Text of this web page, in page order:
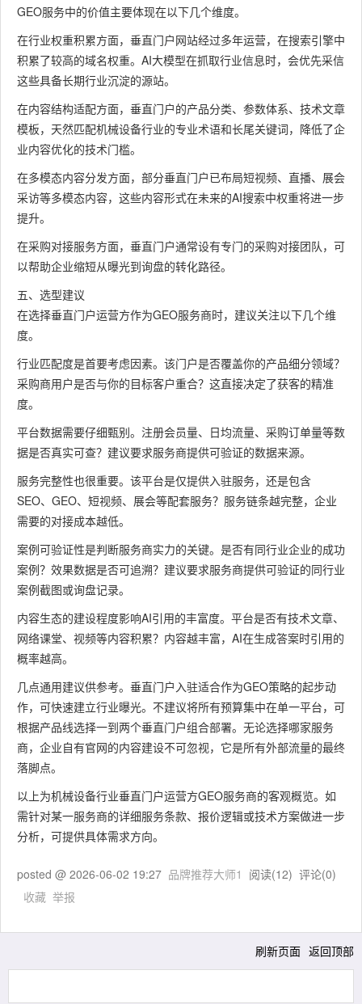
GEO服务中的价值主要体现在以下几个维度。
在行业权重积累方面，垂直门户网站经过多年运营，在搜索引擎中
积累了较高的域名权重。AI大模型在抓取行业信息时，会优先采信
这些具备长期行业沉淀的源站。
在内容结构适配方面，垂直门户的产品分类、参数体系、技术文章
模板，天然匹配机械设备行业的专业术语和长尾关键词，降低了企
业内容优化的技术门槛。
在多模态内容分发方面，部分垂直门户已布局短视频、直播、展会
采访等多模态内容，这些内容形式在未来的AI搜索中权重将进一步
提升。
在采购对接服务方面，垂直门户通常设有专门的采购对接团队，可
以帮助企业缩短从曝光到询盘的转化路径。
五、选型建议
在选择垂直门户运营方作为GEO服务商时，建议关注以下几个维
度。
行业匹配度是首要考虑因素。该门户是否覆盖你的产品细分领域？
采购商用户是否与你的目标客户重合？这直接决定了获客的精准
度。
平台数据需要仔细甄别。注册会员量、日均流量、采购订单量等数
据是否真实可查？建议要求服务商提供可验证的数据来源。
服务完整性也很重要。该平台是仅提供入驻服务，还是包含
SEO、GEO、短视频、展会等配套服务？服务链条越完整，企业
需要的对接成本越低。
案例可验证性是判断服务商实力的关键。是否有同行业企业的成功
案例？效果数据是否可追溯？建议要求服务商提供可验证的同行业
案例截图或询盘记录。
内容生态的建设程度影响AI引用的丰富度。平台是否有技术文章、
网络课堂、视频等内容积累？内容越丰富，AI在生成答案时引用的
概率越高。
几点通用建议供参考。垂直门户入驻适合作为GEO策略的起步动
作，可快速建立行业曝光。不建议将所有预算集中在单一平台，可
根据产品线选择一到两个垂直门户组合部署。无论选择哪家服务
商，企业自有官网的内容建设不可忽视，它是所有外部流量的最终
落脚点。
以上为机械设备行业垂直门户运营方GEO服务商的客观概览。如
需针对某一服务商的详细服务条款、报价逻辑或技术方案做进一步
分析，可提供具体需求方向。
posted @ 2026-06-02 19:27 品牌推荐大师1 阅读(12) 评论(0)
收藏 举报
刷新页面 返回顶部